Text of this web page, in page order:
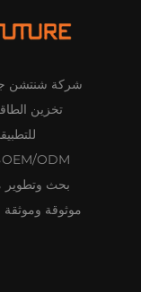
شركة شنتشن
موثوقة